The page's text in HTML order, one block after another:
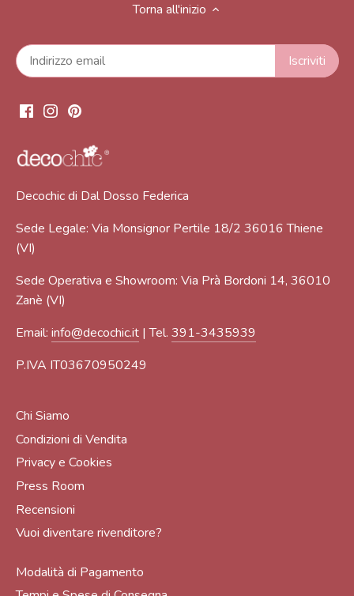
Torna all'inizio
Decochic di Dal Dosso Federica
Sede Legale: Via Monsignor Pertile 18/2 36016 Thiene
(VI)
Sede Operativa e Showroom: Via Prà Bordoni 14, 36010
Zanè (VI)
Email: info@decochic.it | Tel. 391-3435939
P.IVA IT03670950249
Chi Siamo
Condizioni di Vendita
Privacy e Cookies
Press Room
Recensioni
Vuoi diventare rivenditore?
Modalità di Pagamento